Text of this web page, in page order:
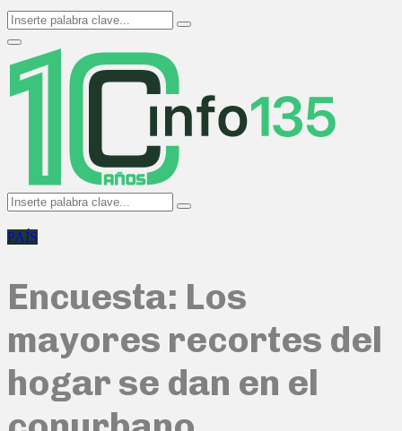
Search
for:
Search
Primary
Menu
Search
for:
Search
PAÍS
Encuesta: Los
mayores recortes del
hogar se dan en el